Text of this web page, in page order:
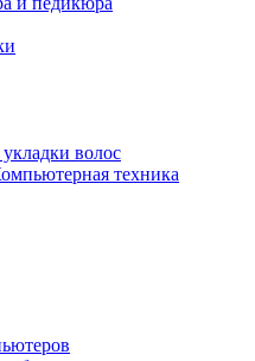
волос
техника